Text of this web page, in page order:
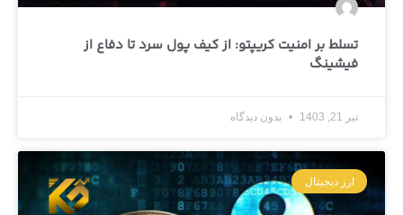
تسلط بر امنیت کریپتو: از کیف پول سرد تا دفاع از
فیشینگ
تیر 21, 1403 بدون دیدگاه
ارز دیجیتال